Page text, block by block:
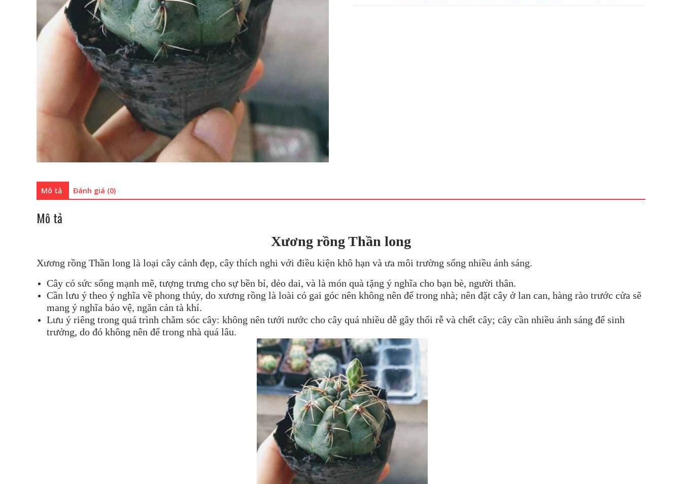
Mô tả Đánh giá (0)
Mô tả
Xương rồng Thần long
Xương rồng Thần long là loại cây cảnh đẹp, cây thích nghi với điều kiện khô hạn và ưa môi trường sống nhiều ánh sáng.
Cây có sức sống mạnh mẽ, tượng trưng cho sự bền bỉ, dẻo dai, và là món quà tặng ý nghĩa cho bạn bè, người thân.
Cần lưu ý theo ý nghĩa về phong thủy, do xương rồng là loài có gai góc nên không nên để trong nhà; nên đặt cây ở lan can, hàng rào trước cửa sẽ
mang ý nghĩa bảo vệ, ngăn cản tà khí.
Lưu ý riêng trong quá trình chăm sóc cây: không nên tưới nước cho cây quá nhiều dễ gây thối rễ và chết cây; cây cần nhiều ánh sáng để sinh
trưởng, do đó không nên để trong nhà quá lâu.